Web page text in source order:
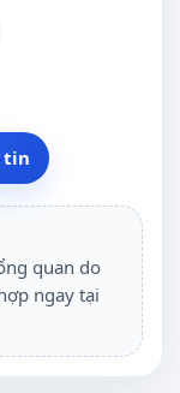
tin
quan do
ngay tại